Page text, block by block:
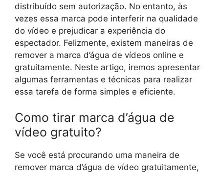
distribuído sem autorização. No entanto, às
vezes essa marca pode interferir na qualidade
do vídeo e prejudicar a experiência do
espectador. Felizmente, existem maneiras de
remover a marca d’água de vídeos online e
gratuitamente. Neste artigo, iremos apresentar
algumas ferramentas e técnicas para realizar
essa tarefa de forma simples e eficiente.
Como tirar marca d’água de
vídeo gratuito?
Se você está procurando uma maneira de
remover marca d’água de vídeo gratuitamente,